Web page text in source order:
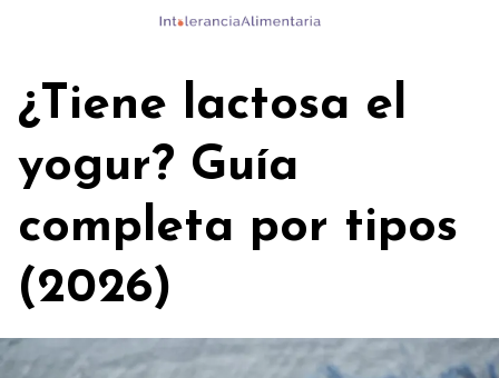
¿Tiene lactosa el
yogur? Guía
completa por tipos
(2026)